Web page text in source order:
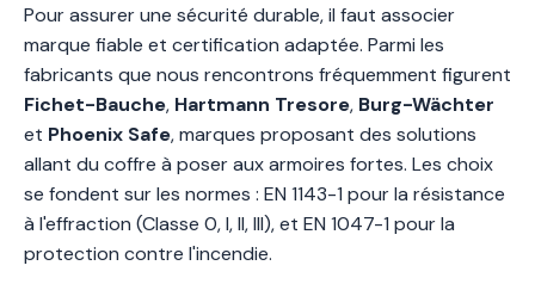
Pour assurer une sécurité durable, il faut associer
marque fiable et certification adaptée. Parmi les
fabricants que nous rencontrons fréquemment figurent
Fichet-Bauche, Hartmann Tresore, Burg-Wächter
et Phoenix Safe, marques proposant des solutions
allant du coffre à poser aux armoires fortes. Les choix
se fondent sur les normes : EN 1143-1 pour la résistance
à l'effraction (Classe 0, I, II, III), et EN 1047-1 pour la
protection contre l'incendie.